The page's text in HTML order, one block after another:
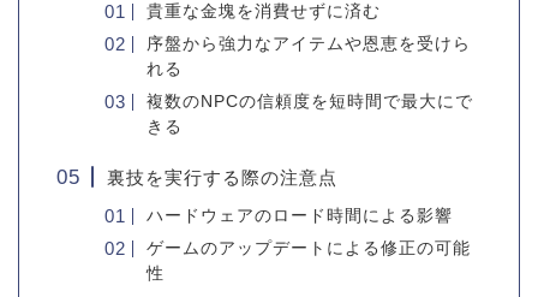
貴重な金塊を消費せずに済む
序盤から強力なアイテムや恩恵を受けら
れる
複数のNPCの信頼度を短時間で最大にで
きる
裏技を実行する際の注意点
ハードウェアのロード時間による影響
ゲームのアップデートによる修正の可能
性